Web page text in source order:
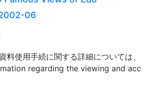
06
料使用手続に関する詳細については、「
regarding the viewing and